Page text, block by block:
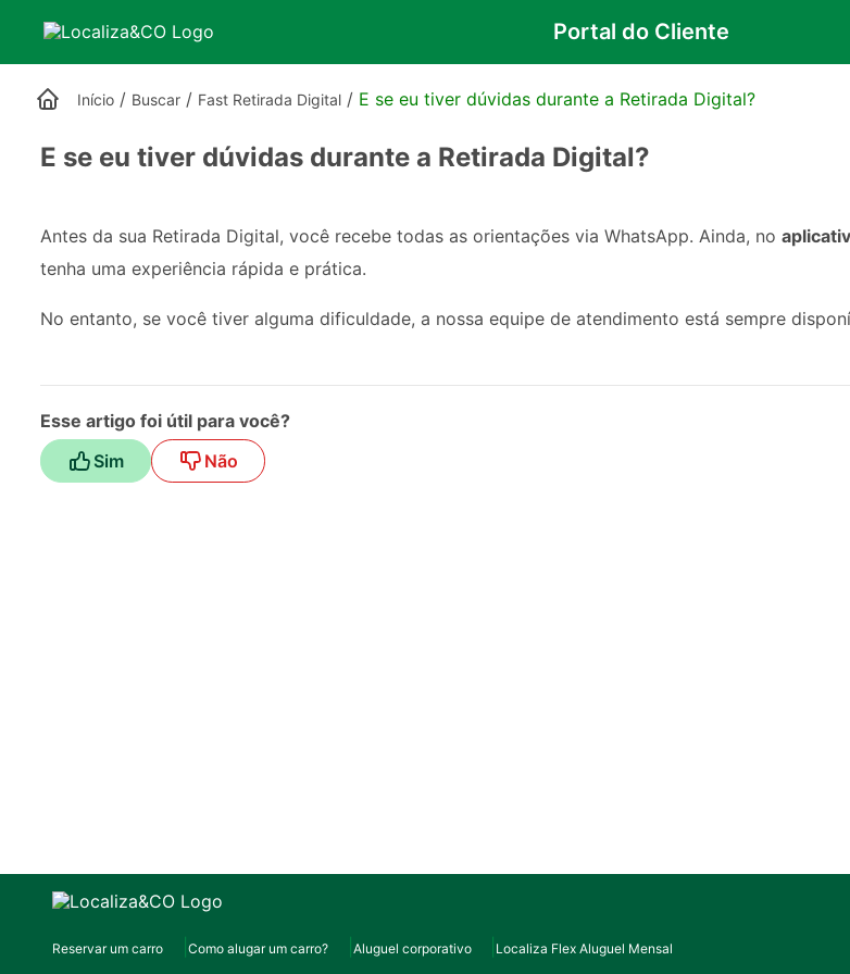
Portal do Cliente
Início / Buscar / Fast Retirada Digital / E se eu tiver dúvidas durante a Retirada Digital?
E se eu tiver dúvidas durante a Retirada Digital?
Antes da sua Retirada Digital, você recebe todas as orientações via WhatsApp. Ainda, no
tenha uma experiência rápida e prática.
No entanto, se você tiver alguma dificuldade, a nossa equipe de atendimento está sempre
Esse artigo foi útil para você?
Sim
Não
Reservar um carro Como alugar um carro? Aluguel corporativo Localiza Flex Aluguel Mensal